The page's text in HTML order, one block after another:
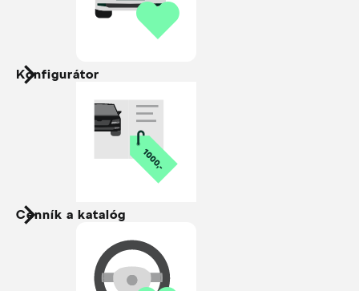
Konfigurátor
Cenník a katalóg